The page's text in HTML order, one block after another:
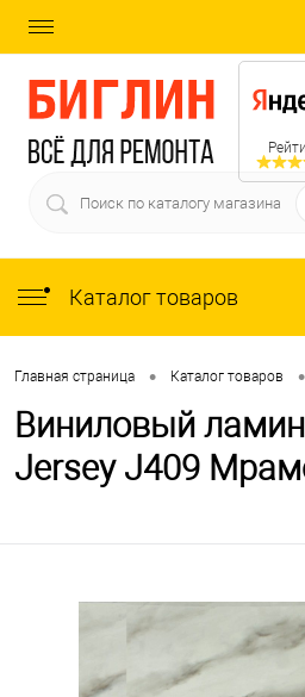
Каталог товаров
Главная страница • Каталог товаров •
Виниловый
Jersey J409